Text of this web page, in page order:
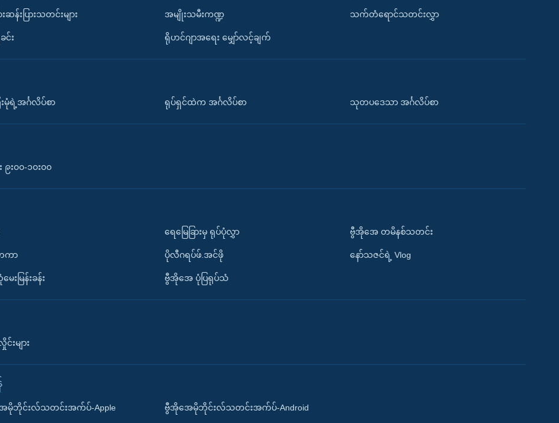
းဆန်းပြားသတင်းများ
င်း
အမျိုးသမီးကဏ္ဍ
ရိုဟင်ဂျာအရေး မျှော်လင့်ချက်
သက်တံရောင်သတင်းလွှာ
မုံရဲ့အင်္ဂလိပ်စာ ရုပ်ရှင်ထဲက အင်္ဂလိပ်စာ သုတပဒေသာ အင်္ဂလိပ်စာ
၉း၀၀-၁၀း၀၀
ကာ
းမြန်းခန်း
ရေမြေခြားမှ ရုပ်ပုံလွှာ
ပိုလီဂရပ်ဖ်.အင်ဖို
ဗွီအိုအေ ပုံပြရုပ်သံ
ဗွီအိုအေ တမိနစ်သတင်း
နော်သဇင်ရဲ့ Vlog
းများ
မိုဘိုင်းလ်သတင်းအက်ပ်-Apple ဗွီအိုအေမိုဘိုင်းလ်သတင်းအက်ပ်-Android